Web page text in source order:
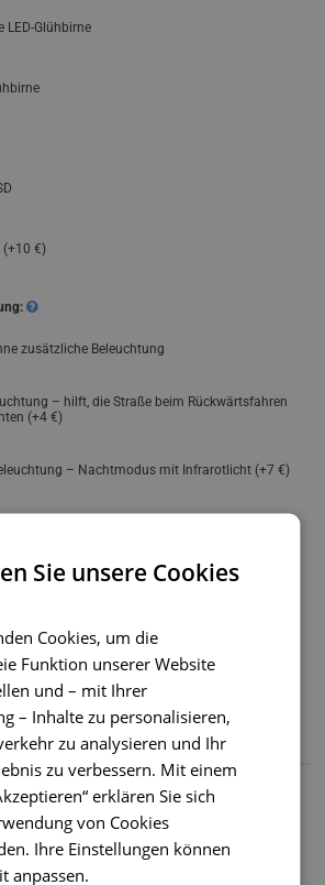
AUF LAGER
MODELL:
SC-003
LED-Glühbirne
(+10 €)
zusätzliche Beleuchtung
– hilft, die Straße beim Rückwärtsfahren
(+4 €)
– Nachtmodus mit Infrarotlicht (+7 €)
mit der Möglichkeit, diese abzuschalten
Hilfslinien (+14 €)
für Funkübertragung – SONDERPREIS
Sie unsere Cookies
Cookies, um die
Funktion unserer Website
und – mit Ihrer
– Inhalte zu personalisieren,
zu analysieren und Ihr
zu verbessern. Mit einem
erklären Sie sich
von Cookies
Ihre Einstellungen können
anpassen.